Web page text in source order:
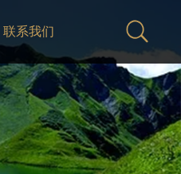
联系我们